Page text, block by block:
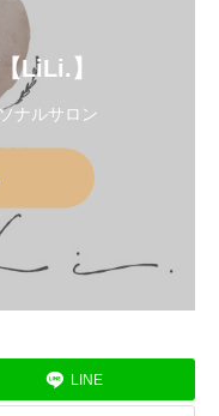
LiLi.】
ナルサロン
LINE